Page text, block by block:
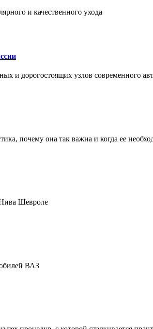
и качественного ухода
и дорогостоящих узлов современного
почему она так важна и когда ее
Шевроле
ВАЗ